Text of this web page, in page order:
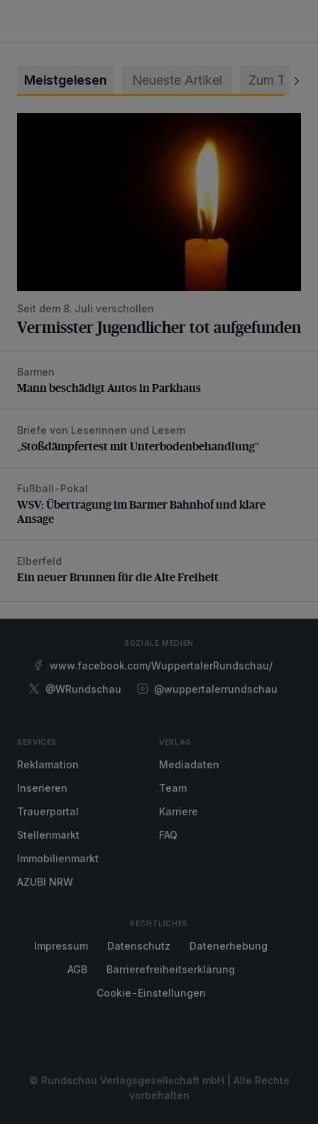
Meistgelesen Neueste Artikel Zum Thema
Seit dem 8. Juli verschollen
Vermisster Jugendlicher tot aufgefunden
Mann beschädigt Autos in Parkhaus
Barmen
Mann beschädigt Autos in Parkhaus
„Stoßdämpfertest mit Unterbodenbehandlung“
Briefe von Leserinnen und Lesern
„Stoßdämpfertest mit Unterbodenbehandlung“
WSV: Übertragung im Barmer Bahnhof und klare Ansage
Fußball-Pokal
WSV: Übertragung im Barmer Bahnhof und klare
Ansage
Ein neuer Brunnen für die Alte Freiheit
Elberfeld
Ein neuer Brunnen für die Alte Freiheit
SOZIALE MEDIEN
www.facebook.com/WuppertalerRundschau/
@WRundschau
@wuppertalerrundschau
SERVICES
Reklamation
Inserieren
Trauerportal
Stellenmarkt
Immobilienmarkt
AZUBI NRW
VERLAG
Mediadaten
Team
Karriere
FAQ
RECHTLICHES
Impressum Datenschutz
Datenerhebung
AGB
Barrierefreiheitserklärung
Cookie-Einstellungen
© Rundschau Verlagsgesellschaft mbH | Alle Rechte
vorbehalten